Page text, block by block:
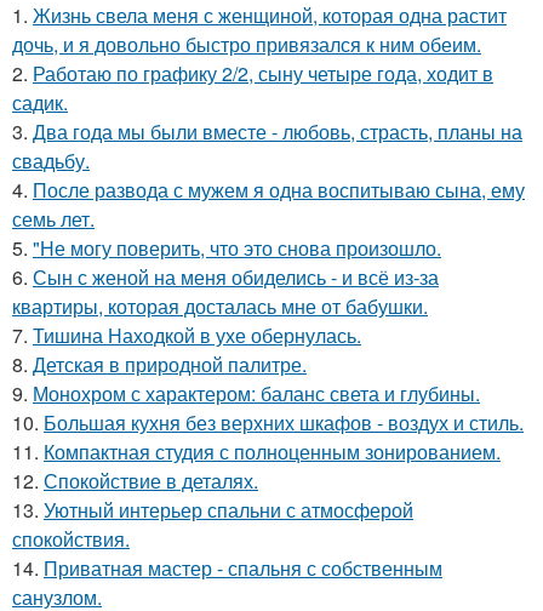
1. Жизнь свела меня с женщиной, которая одна растит
дочь, и я довольно быстро привязался к ним обеим.
2. Работаю по графику 2/2, сыну четыре года, ходит в
садик.
3. Два года мы были вместе - любовь, страсть, планы на
свадьбу.
4. После развода с мужем я одна воспитываю сына, ему
семь лет.
5. "Не могу поверить, что это снова произошло.
6. Сын с женой на меня обиделись - и всё из-за
квартиры, которая досталась мне от бабушки.
7. Тишина Находкой в ухе обернулась.
8. Детская в природной палитре.
9. Монохром с характером: баланс света и глубины.
10. Большая кухня без верхних шкафов - воздух и стиль.
11. Компактная студия с полноценным зонированием.
12. Спокойствие в деталях.
13. Уютный интерьер спальни с атмосферой
спокойствия.
14. Приватная мастер - спальня с собственным
санузлом.